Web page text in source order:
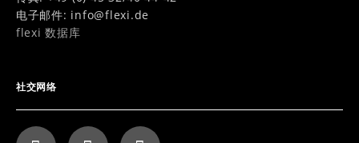
电子邮件: info@flexi.de
flexi 数据库
社交网络